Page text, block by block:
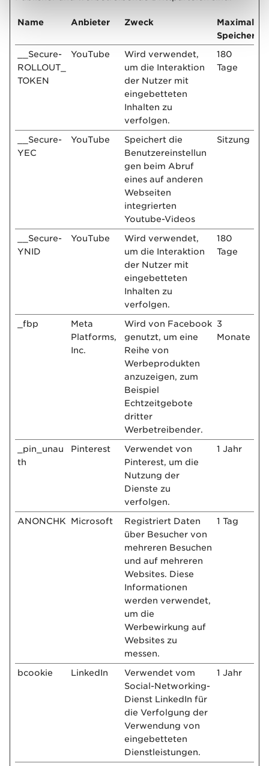
Name Anbieter Zweck
Maximale
__Secure-
ROLLOUT_
TOKEN
YouTube
Wird verwendet,
um die Interaktion
der Nutzer mit
eingebetteten
Inhalten zu
verfolgen.
180
Tage
__Secure-
YEC
YouTube
Speichert die
Benutzereinstellun
gen beim Abruf
eines auf anderen
Webseiten
integrierten
Youtube-Videos
Sitzung
__Secure-
YNID
YouTube
Wird verwendet,
um die Interaktion
der Nutzer mit
eingebetteten
Inhalten zu
verfolgen.
180
Tage
_fbp
Meta
Platforms,
Inc.
Wird von Facebook
genutzt, um eine
Reihe von
Werbeprodukten
anzuzeigen, zum
Beispiel
Echtzeitgebote
dritter
Werbetreibender.
3
Monate
_pin_unau
th
Pinterest
Verwendet von
Pinterest, um die
Nutzung der
Dienste zu
verfolgen.
1 Jahr
ANONCHK Microsoft
Registriert Daten
über Besucher von
mehreren Besuchen
und auf mehreren
Websites. Diese
Informationen
werden verwendet,
um die
Werbewirkung auf
Websites zu
messen.
1 Tag
bcookie LinkedIn
Verwendet vom
Social-Networking-
Dienst LinkedIn für
die Verfolgung der
Verwendung von
eingebetteten
Dienstleistungen.
1 Jahr